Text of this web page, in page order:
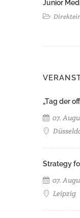
Junior
„Tag der
07.
Strategy
07.
Leipzig